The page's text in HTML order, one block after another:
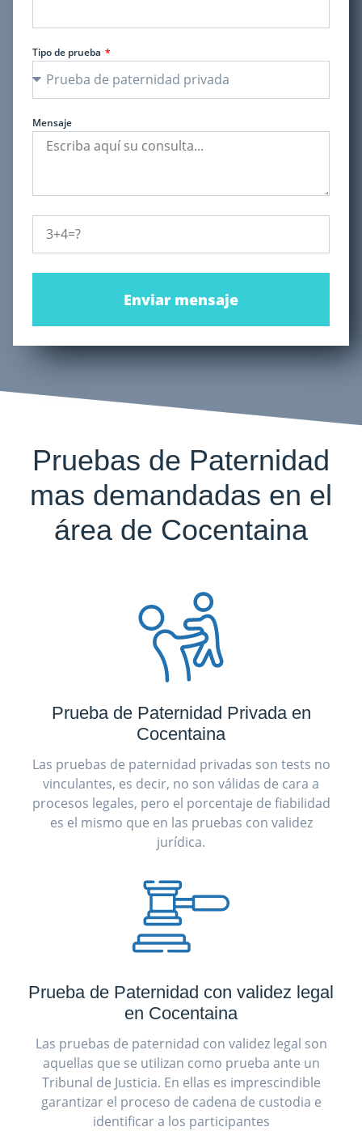
Tipo de prueba
Mensaje
Enviar mensaje
Pruebas de Paternidad
mas demandadas en el
área de Cocentaina
Prueba de Paternidad Privada en
Cocentaina
Las pruebas de paternidad privadas son tests no
vinculantes, es decir, no son válidas de cara a
procesos legales, pero el porcentaje de fiabilidad
es el mismo que en las pruebas con validez
jurídica.
Prueba de Paternidad con validez legal
en Cocentaina
Las pruebas de paternidad con validez legal son
aquellas que se utilizan como prueba ante un
Tribunal de Justicia. En ellas es imprescindible
garantizar el proceso de cadena de custodia e
identificar a los participantes